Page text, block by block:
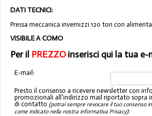
DATI TECNICI:
Pressa meccanica invernizzi 120 ton con
VISIBILE A COMO
Per il PREZZOinserisci qui la tua e-
E-mail:
Presto il consenso a ricevere newsletter con
promozionali all'indirizzo mail riportato sopra
di contatto (potrai sempre revocare il tuo consenso
come indicato nella nostra informativa Privacy):